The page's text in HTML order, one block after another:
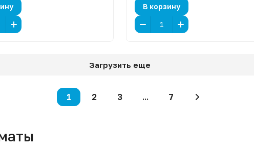
В корзину
Загрузить еще
1 2 3 ... 7